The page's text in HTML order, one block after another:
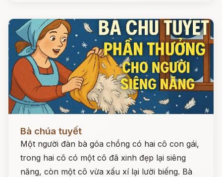
Bà chúa tuyết
Một người đàn bà góa chồng có hai cô con gái,
trong hai cô có một cô đã xinh đẹp lại siêng
năng, còn một cô vừa xấu xí lại lười biếng. Bà